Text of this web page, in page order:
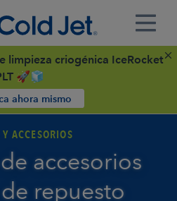
limpieza criogénica IceRocket
🚀🧊
ahora mismo
ACCESORIOS
accesorios
repuesto